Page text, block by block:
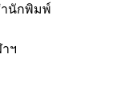
นักพิมพ์
ฯ